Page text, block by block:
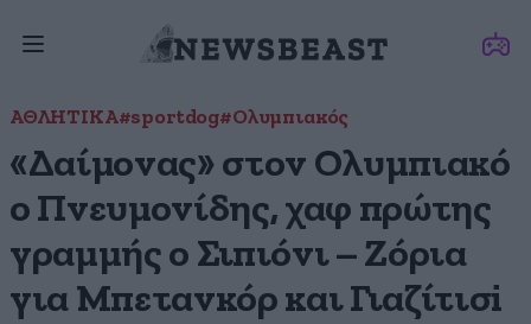
ΑΘΛΗΤΙΚΑ#sportdog#Ολυμπιακός
«Δαίμονας» στον Ολυμπιακό
ο Πνευμονίδης, χαφ πρώτης
γραμμής ο Σιπιόνι – Ζόρια
για Μπετανκόρ και Γιαζίτισi